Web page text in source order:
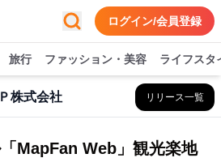
ログイン/会員登録
旅行 ファッション・美容 ライフスタ
株式会社 リリース一覧
MapFan Web」観光楽地